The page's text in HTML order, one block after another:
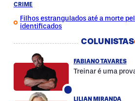
CRIME
Filhos estrangulados até a morte
identificados
COLUNISTAS
FABIANO TAVARES
Treinar é uma
LILIAN MIRANDA